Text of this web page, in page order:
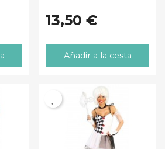
13,50 €
Añadir a la cesta